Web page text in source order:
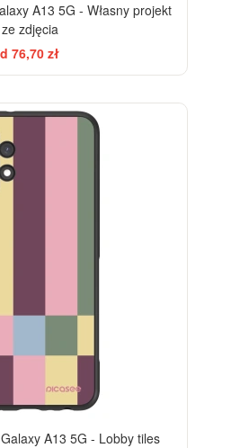
A13 5G - Własny projekt
ze zdjęcia
76,70 zł
A13 5G - Lobby tiles